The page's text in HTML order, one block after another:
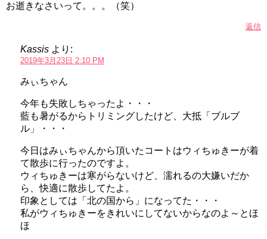
お逝きなさいって。。。（笑）
返信
Kassis より:
2019年3月23日 2:10 PM
みぃちゃん
今年も失敗しちゃったよ・・・
藍も暑がるからトリミングしたけど、大抵「ブルブ
ル」・・・
今日はみぃちゃんから頂いたコートはウィちゅきーが着
て散歩に行ったのですよ。
ウィちゅきーは寒がらないけど、濡れるの大嫌いだか
ら、快適に散歩してたよ。
印象としては「北の国から」になってた・・・
私がウィちゅきーをきれいにしてないからなのよ～とほ
ほ